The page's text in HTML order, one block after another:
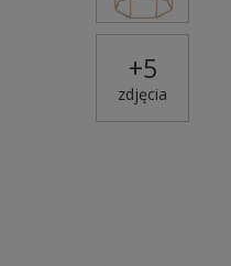
+5
zdjęcia